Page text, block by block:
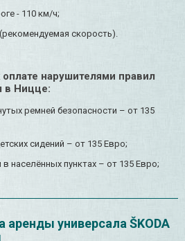
- 110 км/ч;
скорость).
нарушителями правил
в Ницце:
ремней безопасности – от 135
сидений – от 135 Евро;
населённых пунктах – от 135 Евро;
универсала ŠKODA